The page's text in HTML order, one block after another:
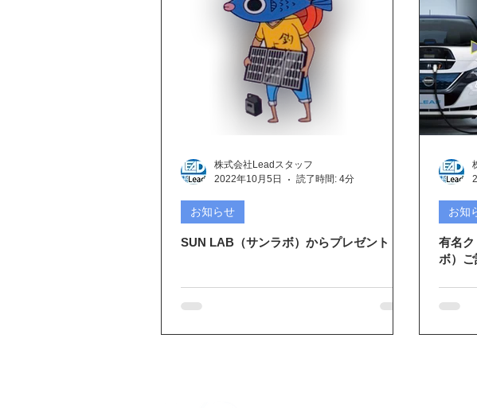
SUN LAB（サンラボ）からプレゼント
お知らせ
株式会社Leadスタッフ
2022年10月5日
読了時間: 4分
有名ク
ボ）ご
お知